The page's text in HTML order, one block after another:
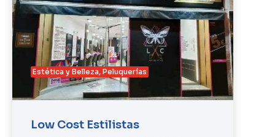
Estética y Belleza, Peluquerías
Low Cost Estilistas